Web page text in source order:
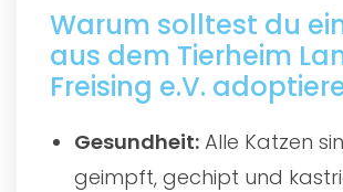
Warum solltest du
aus dem Tierheim
Freising e.V.
Gesundheit: Alle Katzen
geimpft, gechipt und